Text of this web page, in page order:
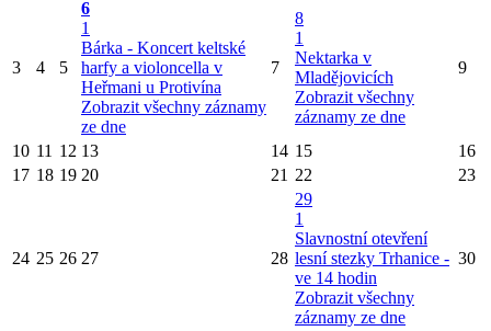
3 4 5
6
1
Bárka - Koncert keltské
harfy a violoncella v
Heřmani u Protivína
Zobrazit všechny záznamy
ze dne
7
8
1
Nektarka v
Mladějovicích
Zobrazit všechny
záznamy ze dne
9
10 11 12 13 14 15
16
17 18 19 20 21 22 23
24 25 26 27 28
29
1
Slavnostní otevření
lesní stezky Trhanice -
ve 14 hodin
Zobrazit všechny
záznamy ze dne
30